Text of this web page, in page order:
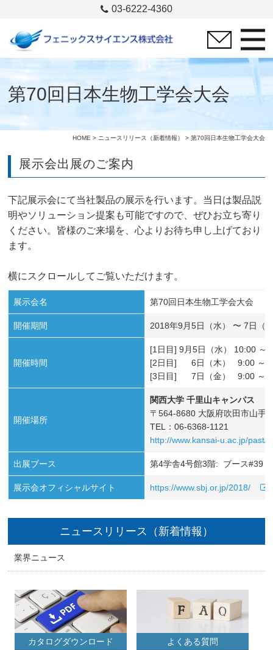
03-6222-4360
第70回日本生物工学会大会
HOME > ニュースリリース（新着情報） > 第70回日本生物工学会大会
展示会出展のご案内
下記展示会にて当社製品の展示を行います。当日は製品説
明やソリューション提案も可能ですので、ぜひお立ち寄り
ください。皆様のご来場を、心よりお待ち申し上げており
ます。
横にスクロールしてご覧いただけます。
展示会名 第70回日本生物工学会大会
開催期間 2018年9月5日（水） 〜 7日（
開催時間
[1日目] 9月5日（水） 10:00 ～
[2日目] 6日（木） 9:00 ～
[3日目] 7日（金） 9:00 ～
開催場所
関西大学 千里山キャンパス
〒564-8680 大阪府吹田市山手
TEL：06-6368-1121
http://www.kansai-u.ac.jp/past/
出展ブース 第4学舎4号館3階: ブース#39
展示会オフィシャルサイト https://www.sbj.or.jp/2018/
ニュースリリース（新着情報）
業界ニュース
カタログダウンロード よくある質問